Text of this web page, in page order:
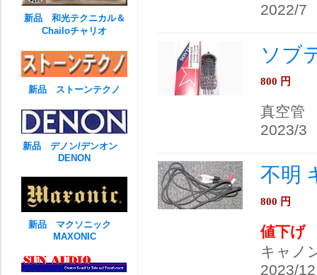
2022/7
ソブ
800 円
真空管
2023/3
不明
800 円
値下げ
キャノ
2023/12
新品 和光テクニカル＆
Chailoチャリオ
新品 ストーンテクノ
新品 デノン/デンオン
DENON
新品 マクソニック
MAXONIC